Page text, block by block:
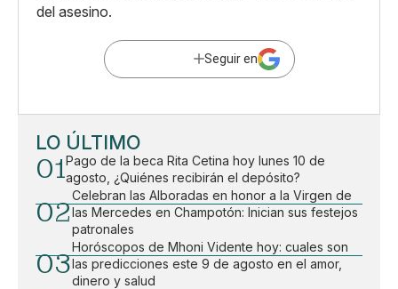
del asesino.
Seguir en
LO ÚLTIMO
01Pago de la beca Rita Cetina hoy lunes 10 de
agosto, ¿Quiénes recibirán el depósito?
02
Celebran las Alboradas en honor a la Virgen de
las Mercedes en Champotón: Inician sus festejos
patronales
03
Horóscopos de Mhoni Vidente hoy: cuales son
las predicciones este 9 de agosto en el amor,
dinero y salud